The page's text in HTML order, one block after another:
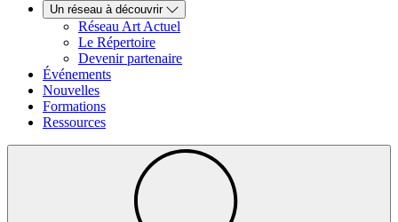
Un réseau à découvrir
Réseau Art Actuel
Le Répertoire
Devenir partenaire
Événements
Nouvelles
Formations
Ressources